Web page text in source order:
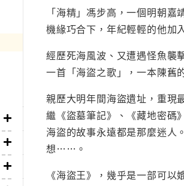
「海精」馮步高，一個明朝
機緣巧合下，年紀輕輕的他加
經歷死海風波、又遭遇怪魚襲
一首「海盜之歌」，一本陳舊
親歷大明年間海盜遺址，重現
繼《盜墓筆記》、《藏地密碼
海盜的故事永遠都是那麼迷人
想……。
《海盜王》，幾乎是一部可以